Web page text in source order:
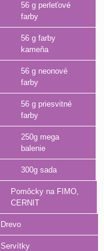
56 g perleťové
farby
56 g farby
kameňa
56 g neonové
farby
56 g priesvitné
farby
250g mega
balenie
300g sada
Pomôcky na FIMO,
CERNIT
Drevo
Servítky